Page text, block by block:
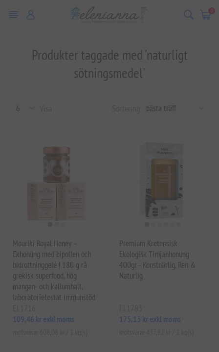
0
Produkter taggade med 'naturligt
sötningsmedel'
Mouriki Royal Honey –
Ekhonung med bipollen och
bidrottninggelé | 180 g rå
grekisk superfood, hög
mangan- och kaliumhalt,
laboratorietestat immunstöd
109,46 kr exkl moms
Premium Kretensisk
Ekologisk Timjanhonung
400gr - Konstnärlig, Ren &
Naturlig
175,13 kr exkl moms